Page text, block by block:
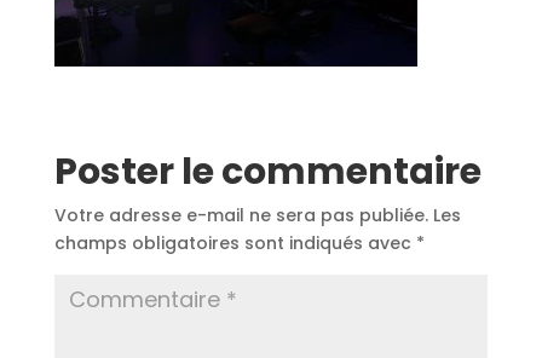
Poster le commentaire
Votre adresse e-mail ne sera pas publiée. Les
champs obligatoires sont indiqués avec *